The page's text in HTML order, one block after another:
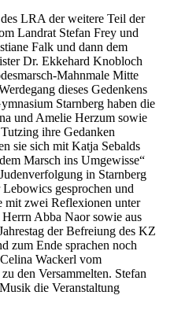
LRA der weitere Teil der
Landrat Stefan Frey und
Falk und dann dem
Dr. Ekkehard Knobloch
Mahnmale Mitte
dieses Gedenkens
Starnberg haben die
und Amelie Herzum sowie
ihre Gedanken
sie sich mit Katja Sebalds
Marsch ins Umgewisse“
in Starnberg
gesprochen und
mit zwei Reflexionen unter
Abba Naor sowie aus
der Befreiung des KZ
zum Ende sprachen noch
Wackerl vom
den Versammelten. Stefan
die Veranstaltung